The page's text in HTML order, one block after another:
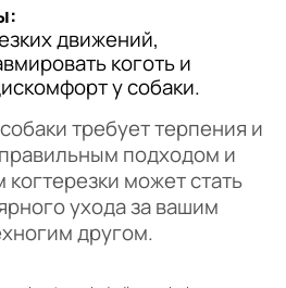
движений,
коготь и
у собаки.
требует терпения и
подходом и
может стать
ухода за вашим
другом.